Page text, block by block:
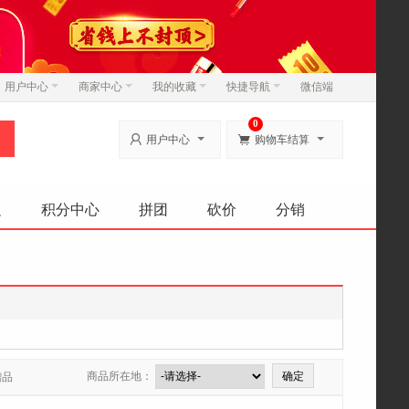
用户中心 商家中心 我的收藏 快捷导航 微信端
 用户中心  购物车结算
0
积分中心 拼团 砍价 分销
商品所在地：